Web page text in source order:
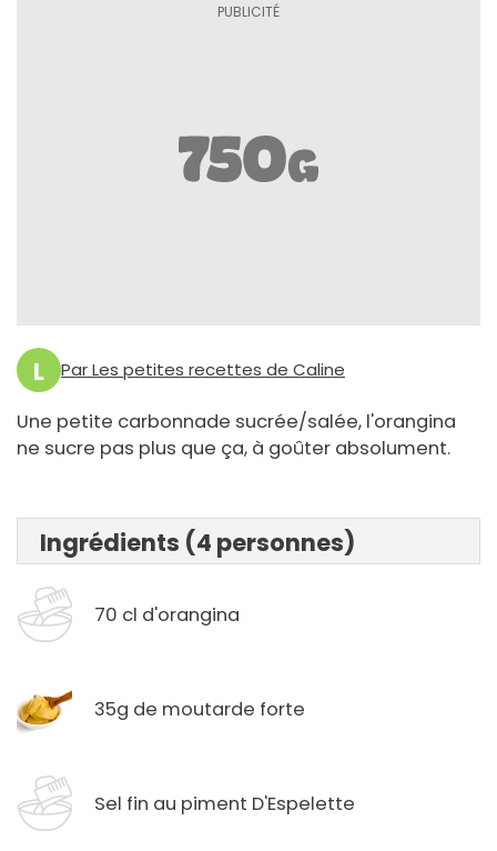
L Par Les petites recettes de Caline
Une petite carbonnade sucrée/salée, l'orangina
ne sucre pas plus que ça, à goûter absolument.
Ingrédients (4 personnes)
70 cl d'orangina
35g de moutarde forte
Sel fin au piment D'Espelette